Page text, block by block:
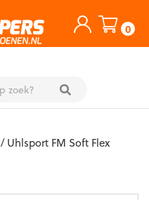
0
/ Uhlsport FM Soft Flex